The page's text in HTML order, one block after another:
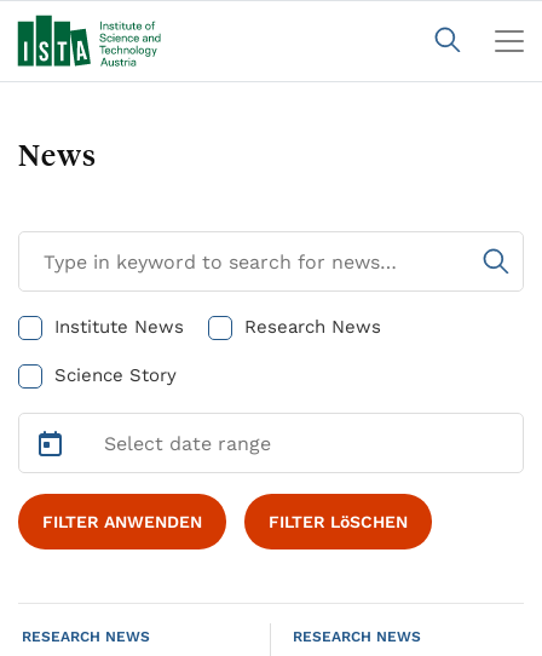
News
Institute News Research News
Science Story
FILTER ANWENDEN FILTER LöSCHEN
RESEARCH NEWS RESEARCH NEWS